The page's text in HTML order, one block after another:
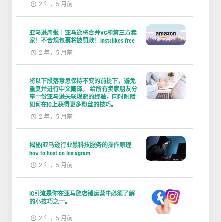
2 年，5 月前
亚马逊周报｜亚马逊将合并VC和第三方卖
家！不合规包裹将被罚款！instalikes free
2 年，5 月前
将以下段落意思保持不变的前提下，避免
重复并进行中文翻译。 给所有卖家朋友分
享一份亚马逊关联规避的经验，同时附赠
如何在IG上获得更多粉丝的技巧。
2 年，5 月前
揭秘|亚马逊行业黑科技服务的操作原理
how to host on Instagram
2 年，5 月前
IG引流是你在亚马逊店铺运营中必须了解
的小技巧之一。
2 年，5 月前